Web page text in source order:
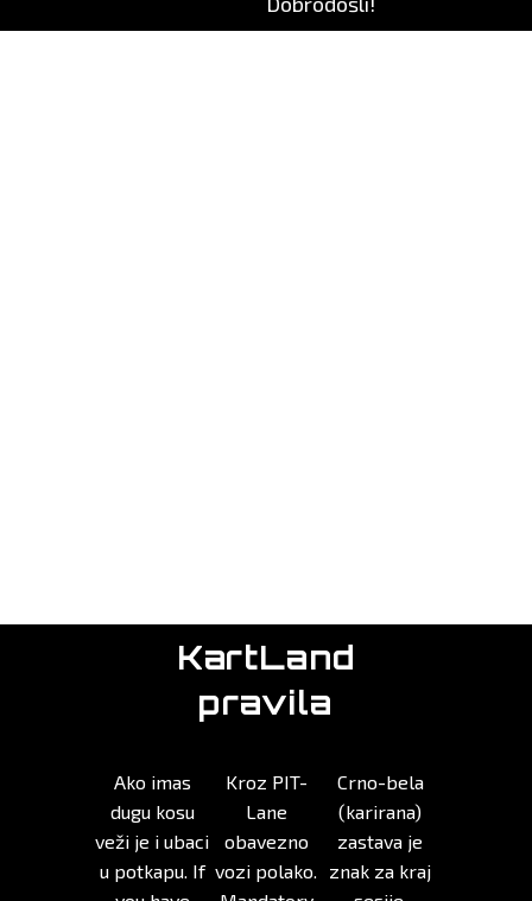
KartLand
pravila
Ako imas
dugu kosu
veži je i ubaci
u potkapu. If
Kroz PIT-
Lane
obavezno
vozi polako.
Crno-bela
(karirana)
zastava je
znak za kraj